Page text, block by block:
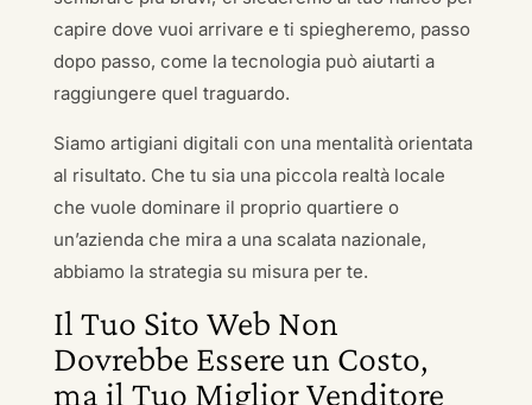
capire dove vuoi arrivare e ti spiegheremo, passo
dopo passo, come la tecnologia può aiutarti a
raggiungere quel traguardo.
Siamo artigiani digitali con una mentalità orientata
al risultato. Che tu sia una piccola realtà locale
che vuole dominare il proprio quartiere o
un’azienda che mira a una scalata nazionale,
abbiamo la strategia su misura per te.
Il Tuo Sito Web Non
Dovrebbe Essere un Costo,
ma il Tuo Miglior Venditore